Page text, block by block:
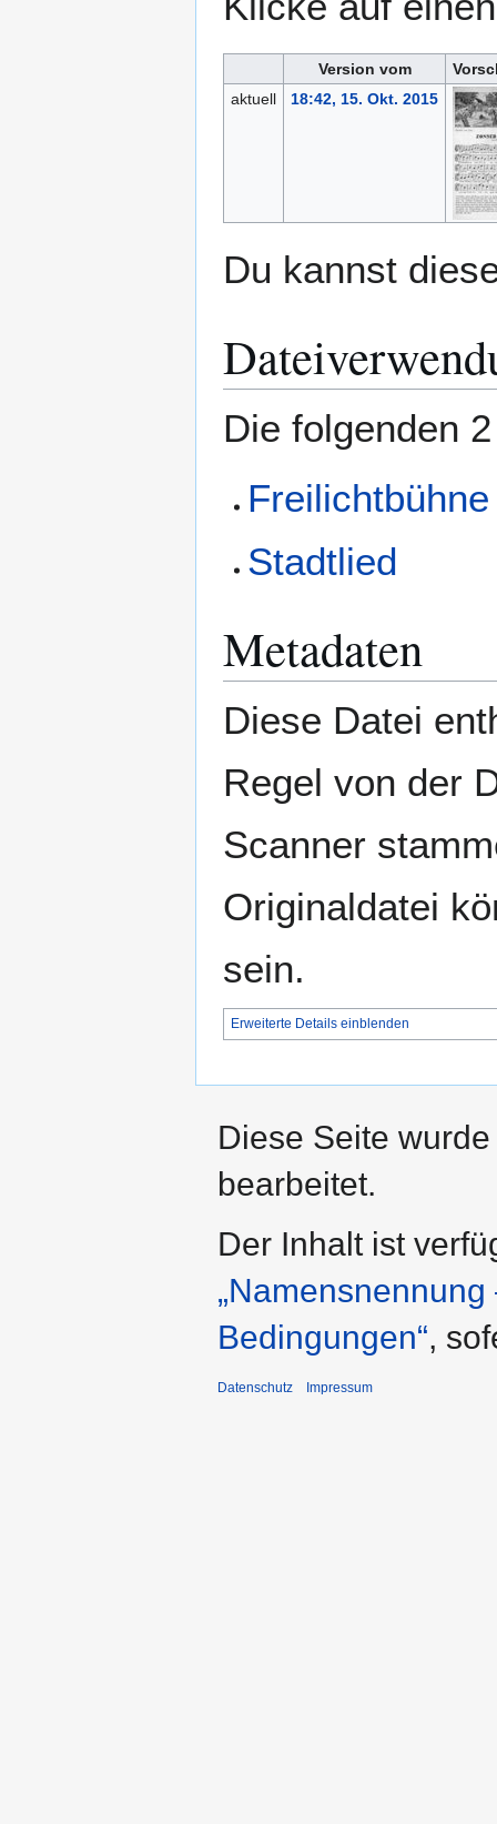
Version vom
aktuell
18:42, 15. Okt. 2015
Du kannst
Die folgenden
Freilichtbühne
Stadtlied
Metadaten
Diese Datei
Regel von der
Scanner
Originaldatei
sein.
Erweiterte Details einblenden
Diese Seite
bearbeitet.
Der Inhalt ist
Bedingungen“,
Datenschutz Impressum